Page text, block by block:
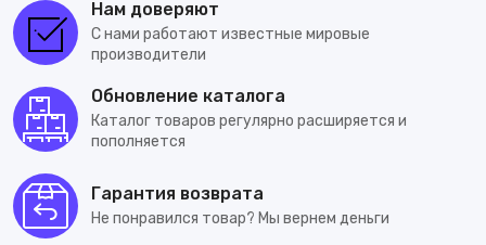
Нам доверяют
С нами работают известные мировые
производители
Обновление каталога
Каталог товаров регулярно расширяется и
пополняется
Гарантия возврата
Не понравился товар? Мы вернем деньги